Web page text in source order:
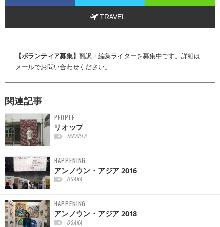
TRAVEL
【ボランティア募集】 翻訳・編集ライターを募集中です。詳細は
メールでお問い合わせください。
関連記事
PEOPLE
リオップ
JAKARTA
HAPPENING
アンノウン・アジア 2016
OSAKA
HAPPENING
アンノウン・アジア 2018
OSAKA